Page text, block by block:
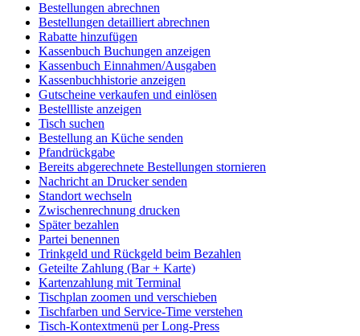
Bestellungen abrechnen
Bestellungen detailliert abrechnen
Rabatte hinzufügen
Kassenbuch Buchungen anzeigen
Kassenbuch Einnahmen/Ausgaben
Kassenbuchhistorie anzeigen
Gutscheine verkaufen und einlösen
Bestellliste anzeigen
Tisch suchen
Bestellung an Küche senden
Pfandrückgabe
Bereits abgerechnete Bestellungen stornieren
Nachricht an Drucker senden
Standort wechseln
Zwischenrechnung drucken
Später bezahlen
Partei benennen
Trinkgeld und Rückgeld beim Bezahlen
Geteilte Zahlung (Bar + Karte)
Kartenzahlung mit Terminal
Tischplan zoomen und verschieben
Tischfarben und Service-Time verstehen
Tisch-Kontextmenü per Long-Press